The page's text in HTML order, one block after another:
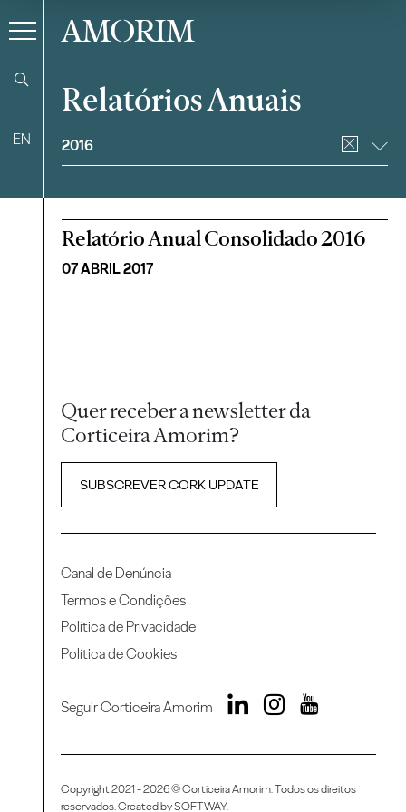
EN
AMORIM
Relatórios Anuais
Filtrar
2016
Relatório Anual Consolidado 2016
07 ABRIL 2017
Quer receber a newsletter da
Corticeira Amorim?
SUBSCREVER CORK UPDATE
Canal de Denúncia
Termos e Condições
Política de Privacidade
Política de Cookies
Seguir Corticeira Amorim
Copyright 2021 - 2026 © Corticeira Amorim. Todos os direitos
reservados. Created bySOFTWAY.